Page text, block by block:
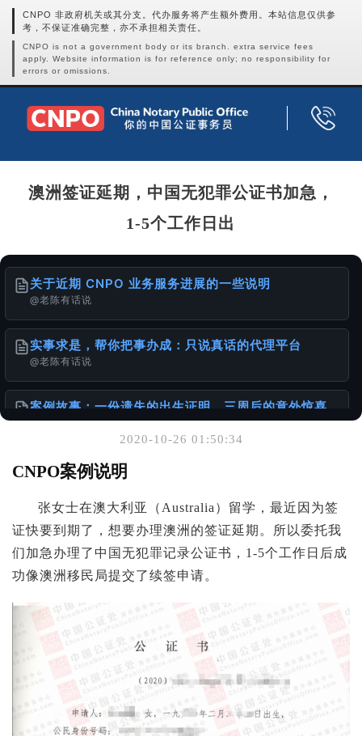
CNPO 非政府机关或其分支。代办服务将产生额外费用。本站信息仅供参
考，不保证准确完整，亦不承担相关责任。
CNPO is not a government body or its branch. extra service fees
apply. Website information is for reference only; no responsibility for
errors or omissions.
澳洲签证延期，中国无犯罪公证书加急，
1-5个工作日出
关于近期 CNPO 业务服务进展的一些说明
@老陈有话说
实事求是，帮你把事办成：只说真话的代理平台
@老陈有话说
案例故事：一份遗失的出生证明，三周后的意外惊喜
@老陈有话说
@老陈有话说
沟通精简化，更高效服务海外华人客户
@老陈有话说
出生证明 ≠ 出生公证书：一本正经聊聊你可能忽略的
「出国必备常识」
@老陈有话说
2020-10-26 01:50:34
CNPO案例说明
张女士在澳大利亚（Australia）留学，最近因为签
证快要到期了，想要办理澳洲的签证延期。所以委托我
们加急办理了中国无犯罪记录公证书，1-5个工作日后成
功像澳洲移民局提交了续签申请。